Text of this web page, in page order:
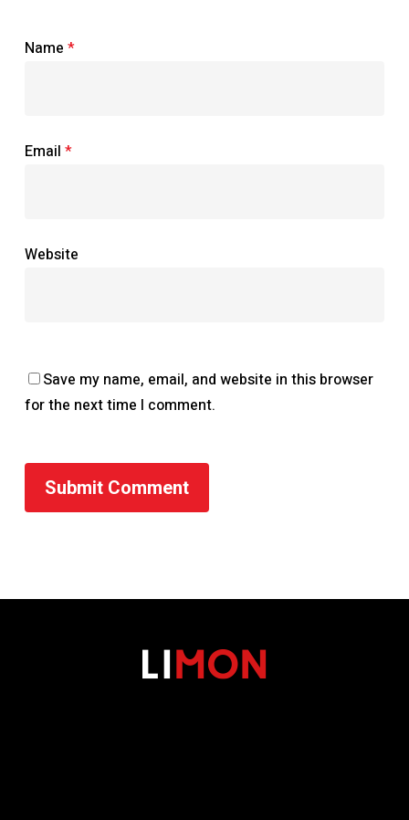
Name *
Email *
Website
Save my name, email, and website in this browser
for the next time I comment.